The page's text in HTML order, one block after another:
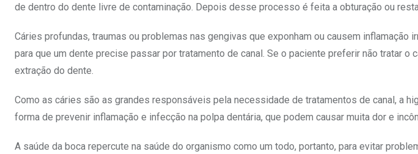
de dentro do dente livre de contaminação. Depois desse processo é feita a obturação ou
Cáries profundas, traumas ou problemas nas gengivas que exponham ou causem inflamação
para que um dente precise passar por tratamento de canal. Se o paciente preferir não tratar o
extração do dente.
Como as cáries são as grandes responsáveis pela necessidade de tratamentos de canal, a
forma de prevenir inflamação e infecção na polpa dentária, que podem causar muita dor e
A saúde da boca repercute na saúde do organismo como um todo, portanto, para evitar